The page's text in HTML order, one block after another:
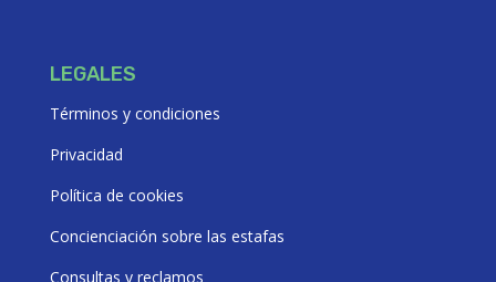
LEGALES
Términos y condiciones
Privacidad
Política de cookies
Concienciación sobre las estafas
Consultas y reclamos